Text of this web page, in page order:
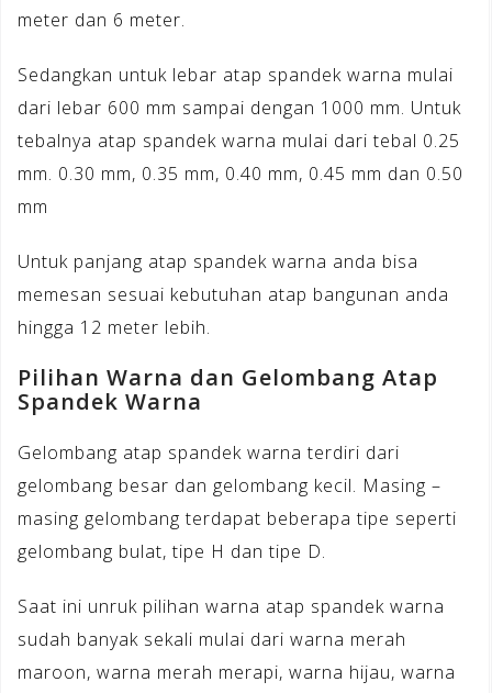
meter dan 6 meter.
Sedangkan untuk lebar atap spandek warna mulai
dari lebar 600 mm sampai dengan 1000 mm. Untuk
tebalnya atap spandek warna mulai dari tebal 0.25
mm. 0.30 mm, 0.35 mm, 0.40 mm, 0.45 mm dan 0.50
mm
Untuk panjang atap spandek warna anda bisa
memesan sesuai kebutuhan atap bangunan anda
hingga 12 meter lebih.
Pilihan Warna dan Gelombang Atap
Spandek Warna
Gelombang atap spandek warna terdiri dari
gelombang besar dan gelombang kecil. Masing –
masing gelombang terdapat beberapa tipe seperti
gelombang bulat, tipe H dan tipe D.
Saat ini unruk pilihan warna atap spandek warna
sudah banyak sekali mulai dari warna merah
maroon, warna merah merapi, warna hijau, warna